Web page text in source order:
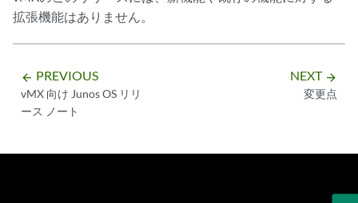
拡張機能はありません。
arrow_backward PREVIOUS
vMX 向け Junos OS リリ
ース ノート
NEXT arrow_forward
変更点